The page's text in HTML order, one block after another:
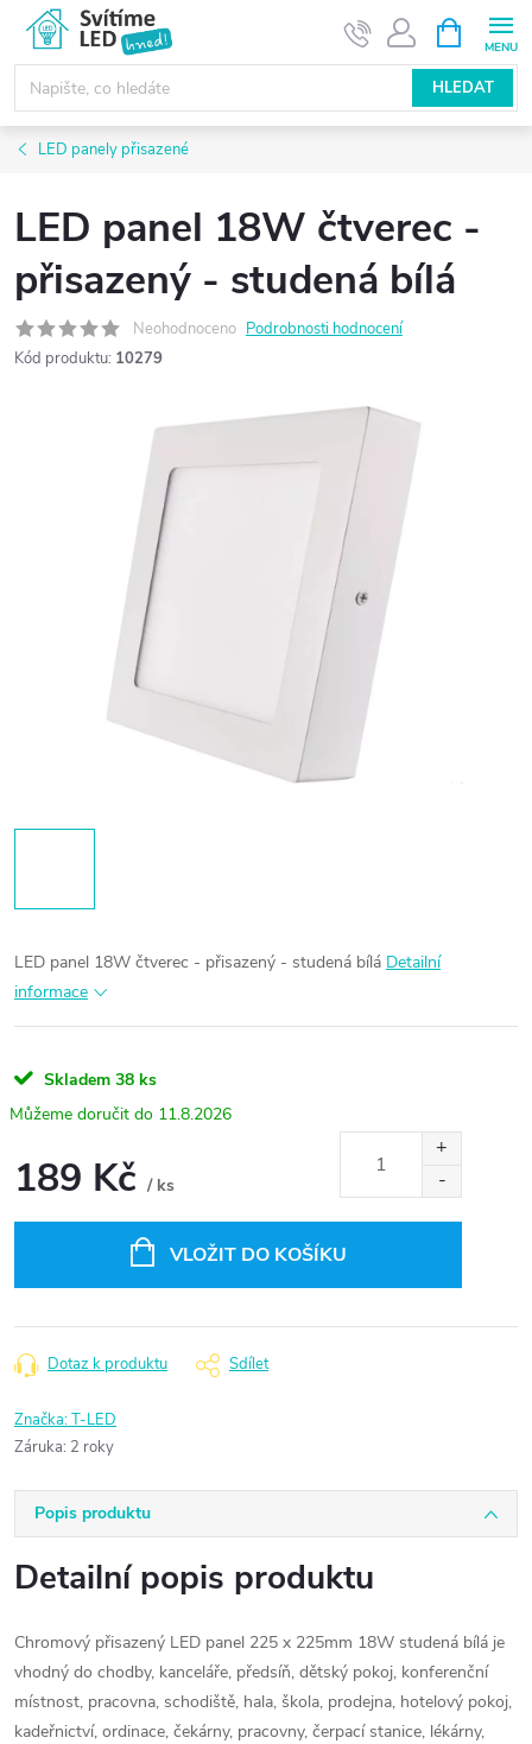
obsah
HLEDAT
NÁKUPNÍ
KOŠÍK
LED panely přisazené
LED panel 18W čtverec -
přisazený - studená bílá
Neohodnoceno Podrobnosti hodnocení
Kód produktu: 10279
LED panel 18W čtverec - přisazený - studená bílá Detailní
informace
Skladem 38 ks
11.8.2026
189 Kč / ks
VLOŽIT DO KOŠÍKU
Dotaz k produktu Sdílet
Značka:T-LED
Záruka: 2 roky
Popis produktu
Detailní popis produktu
Chromový přisazený LED panel 225 x 225mm 18W studená bílá je
vhodný do chodby, kanceláře, předsíň, dětský pokoj, konferenční
místnost, pracovna, schodiště, hala, škola, prodejna, hotelový pokoj,
kadeřnictví, ordinace, čekárny, pracovny, čerpací stanice, lékárny,